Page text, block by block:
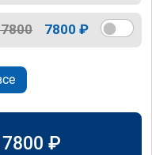
7800 ₽
₽